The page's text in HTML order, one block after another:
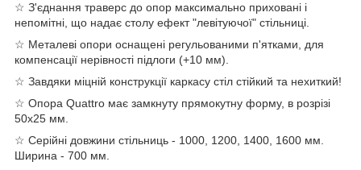
☆ З'єднання траверс до опор максимально приховані і
непомітні, що надає столу ефект "левітуючої" стільниці.
☆ Металеві опори оснащені регульованими п'ятками, для
компенсації нерівності підлоги (+10 мм).
☆ Завдяки міцній конструкції каркасу стіл стійкий та нехиткий!
☆ Опора Quattro має замкнуту прямокутну форму, в розрізі
50х25 мм.
☆ Серійні довжини стільниць - 1000, 1200, 1400, 1600 мм.
Ширина - 700 мм.